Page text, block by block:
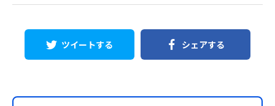
ツイートする シェアする